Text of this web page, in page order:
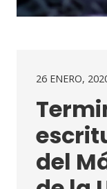
26 ENERO,
del